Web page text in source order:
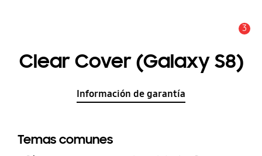
3
Clear Cover (Galaxy S8)
Información de garantía
Temas comunes